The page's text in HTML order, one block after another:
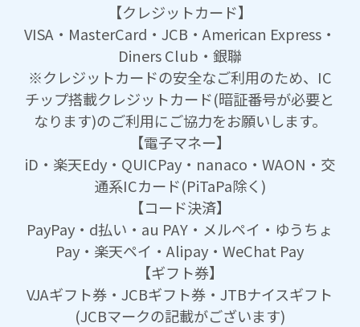
【クレジットカード】
VISA・MasterCard・JCB・American Express・
Diners Club・銀聯
※クレジットカードの安全なご利用のため、IC
チップ搭載クレジットカード(暗証番号が必要と
なります)のご利用にご協力をお願いします。
【電子マネー】
iD・楽天Edy・QUICPay・nanaco・WAON・交
通系ICカード(PiTaPa除く)
【コード決済】
PayPay・d払い・au PAY・メルペイ・ゆうちょ
Pay・楽天ペイ・Alipay・WeChat Pay
【ギフト券】
VJAギフト券・JCBギフト券・JTBナイスギフト
(JCBマークの記載がございます)